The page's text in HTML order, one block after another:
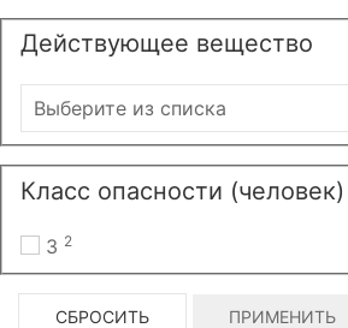
Действующее вещество
Класс опасности (человек)
3 2
СБРОСИТЬ ПРИМЕНИТЬ